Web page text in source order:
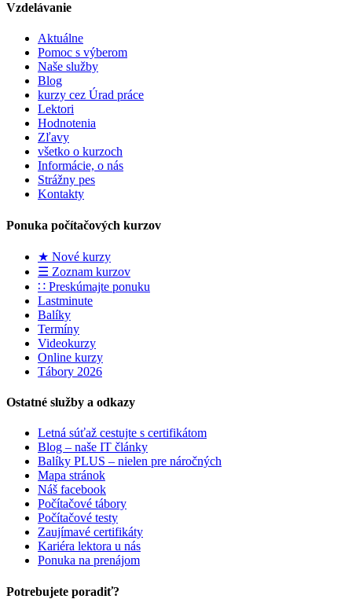
Vzdelávanie
Aktuálne
Pomoc s výberom
Naše služby
Blog
kurzy cez Úrad práce
Lektori
Hodnotenia
Zľavy
všetko o kurzoch
Informácie, o nás
Strážny pes
Kontakty
Ponuka počítačových kurzov
★ Nové kurzy
☰ Zoznam kurzov
∷ Preskúmajte ponuku
Lastminute
Balíky
Termíny
Videokurzy
Online kurzy
Tábory 2026
Ostatné služby a odkazy
Letná súťaž cestujte s certifikátom
Blog – naše IT články
Balíky PLUS – nielen pre náročných
Mapa stránok
Náš facebook
Počítačové tábory
Počítačové testy
Zaujímavé certifikáty
Kariéra lektora u nás
Ponuka na prenájom
Potrebujete poradiť?